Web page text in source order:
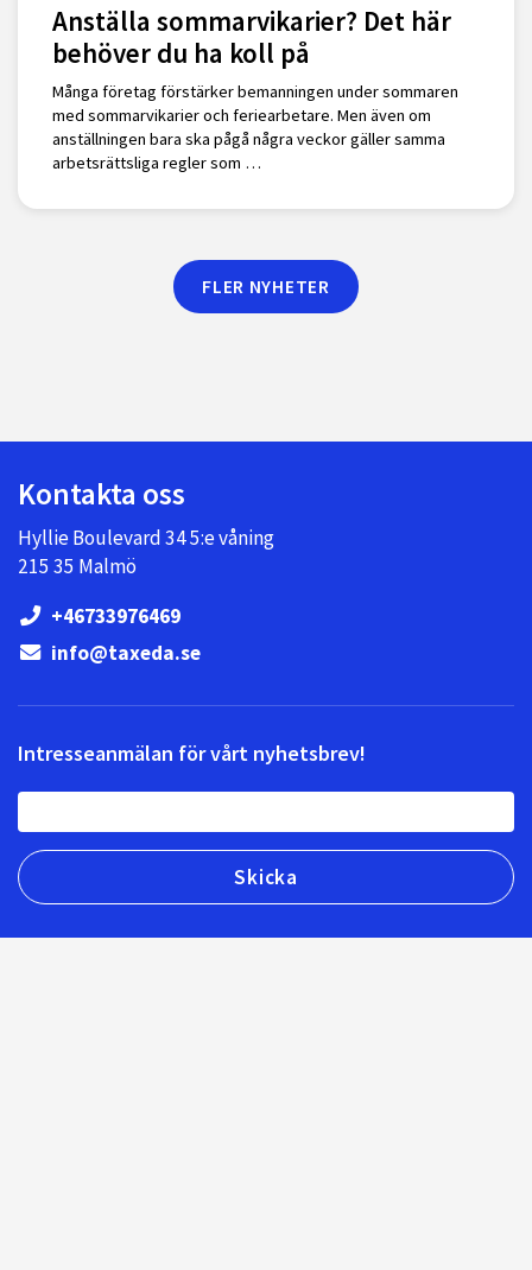
Anställa sommarvikarier? Det här
behöver du ha koll på
Många företag förstärker bemanningen under sommaren
med sommarvikarier och feriearbetare. Men även om
anställningen bara ska pågå några veckor gäller samma
arbetsrättsliga regler som …
FLER NYHETER
Kontakta oss
Hyllie Boulevard 34 5:e våning
215 35 Malmö
+46733976469
info@taxeda.se
Intresseanmälan för vårt nyhetsbrev!